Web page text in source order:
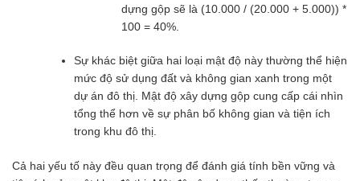
dựng gộp sẽ là (10.000 / (20.000 + 5.000)) *
100 = 40%.
Sự khác biệt giữa hai loại mật độ này thường thể hiện
mức độ sử dụng đất và không gian xanh trong một
dự án đô thị. Mật độ xây dựng gộp cung cấp cái nhìn
tổng thể hơn về sự phân bố không gian và tiện ích
trong khu đô thị.
Cả hai yếu tố này đều quan trọng để đánh giá tính bền vững và